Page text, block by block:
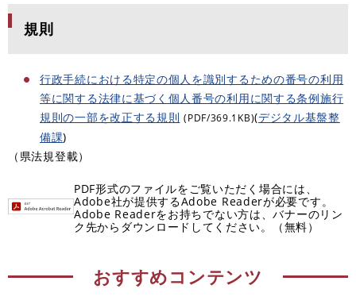
規則
行政手続における特定の個人を識別するための番号の利用
等に関する法律に基づく個人番号の利用に関する条例施行
規則の一部を改正する規則 (PDF/369.1KB)(デジタル基盤整
備課)
（県法規登載）
PDF形式のファイルをご覧いただく場合には、
Adobe社が提供するAdobe Readerが必要です。
Adobe Readerをお持ちでない方は、バナーのリン
ク先からダウンロードしてください。（無料）
おすすめコンテンツ